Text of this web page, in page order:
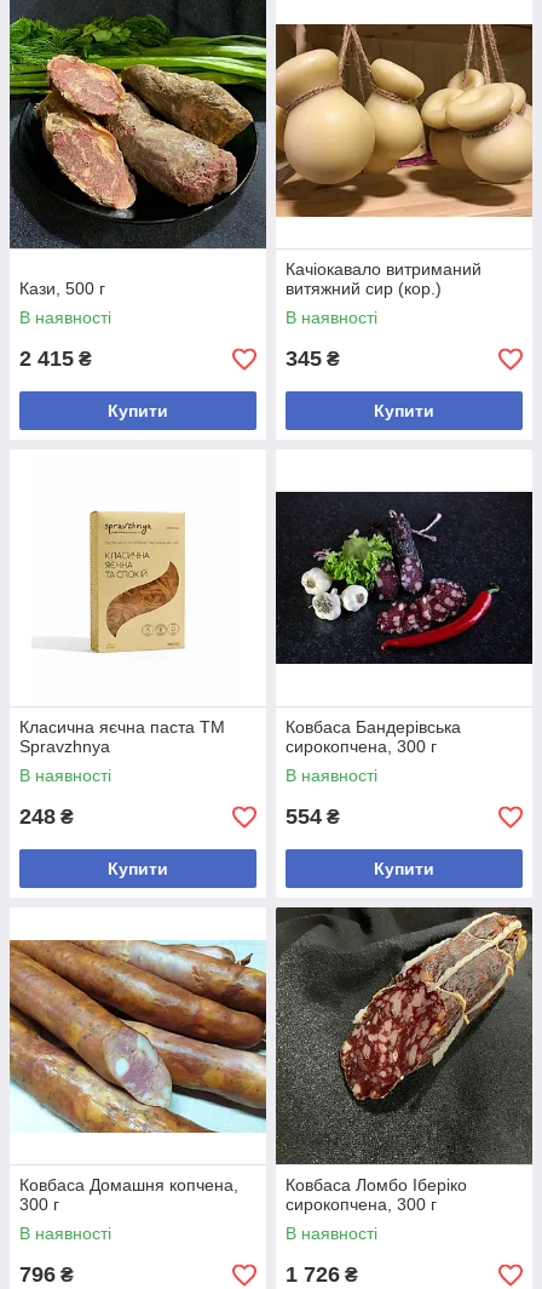
Кази, 500 г
В наявності
2 415 ₴
Купити
Качіокавало витриманий
витяжний сир (кор.)
В наявності
345 ₴
Купити
Класична яєчна паста ТМ
Spravzhnya
В наявності
248 ₴
Купити
Ковбаса Бандерівська
сирокопчена, 300 г
В наявності
554 ₴
Купити
Ковбаса Домашня копчена,
300 г
В наявності
796 ₴
Ковбаса Ломбо Іберіко
сирокопчена, 300 г
В наявності
1 726 ₴